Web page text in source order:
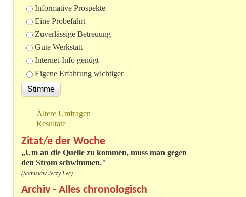
Informative Prospekte
Eine Probefahrt
Zuverlässige Betreuung
Gute Werkstatt
Internet-Info genügt
Eigene Erfahrung wichtiger
Ältere Umfragen
Resultate
Zitat/e der Woche
„Um an die Quelle zu kommen, muss man gegen
den Strom schwimmen."
(Stanislaw Jerzy Lec)
Archiv - Alles chronologisch